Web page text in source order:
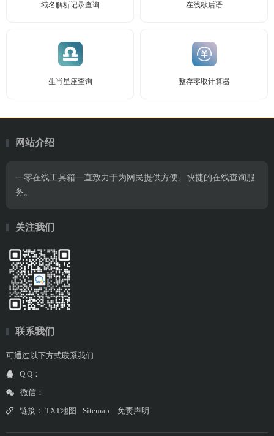
域名解析记录查询 在线歇后语
生肖星座查询 整存零取计算器
网站介绍
一零在线工具箱一直致力于为网民提供方便、快捷的在线查询服
务。
关注我们
联系我们
可通过以下方式联系我们
Q Q：
微信：
链接： TXT地图 Sitemap 免责声明